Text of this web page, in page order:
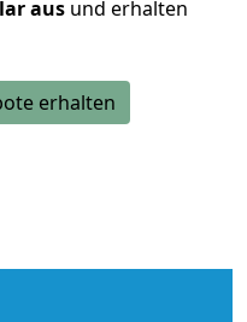
aus und erhalten
erhalten